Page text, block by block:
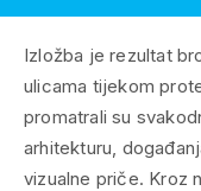
Izložba je rezultat
ulicama tijekom
promatrali su
arhitekturu,
vizualne priče. Kroz